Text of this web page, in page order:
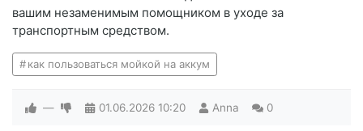
вашим незаменимым помощником в уходе за
транспортным средством.
как пользоваться мойкой на аккум
— 01.06.2026 10:20 Anna 0